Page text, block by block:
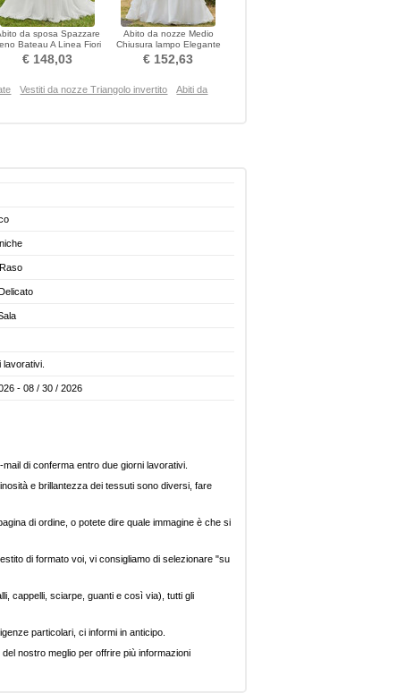
da sposa Spazzare
Bateau A Linea Fiori
Satin Puro Back
€ 148,03
Abito da nozze Medio
Chiusura lampo Elegante
Senza maniche A-line
€ 152,63
Vestiti da nozze Triangolo invertito
Abiti da
lavorativi.
- 08 / 30 / 2026
di conferma entro due giorni lavorativi.
e brillantezza dei tessuti sono diversi, fare
di ordine, o potete dire quale immagine è che si
di formato voi, vi consigliamo di selezionare "su
cappelli, sciarpe, guanti e così via), tutti gli
particolari, ci informi in anticipo.
nostro meglio per offrire più informazioni